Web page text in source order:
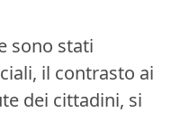
sono stati
il contrasto ai
dei cittadini, si